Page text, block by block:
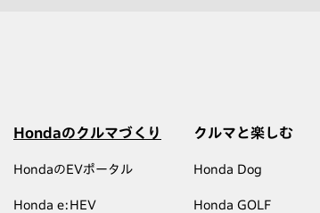
Hondaのクルマづくり
HondaのEVポータル
Honda e:HEV
クルマと楽しむ
Honda Dog
Honda GOLF